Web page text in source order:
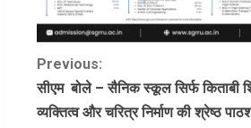
C
o
Previous:
सीएम बोले – सैनिक स्कूल सिर्फ किताबी
व्यक्तित्व और चरित्र निर्माण की श्रेष्ठ